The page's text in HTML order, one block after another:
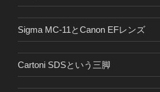
Sigma MC-11とCanon EFレンズ
Cartoni SDSという三脚